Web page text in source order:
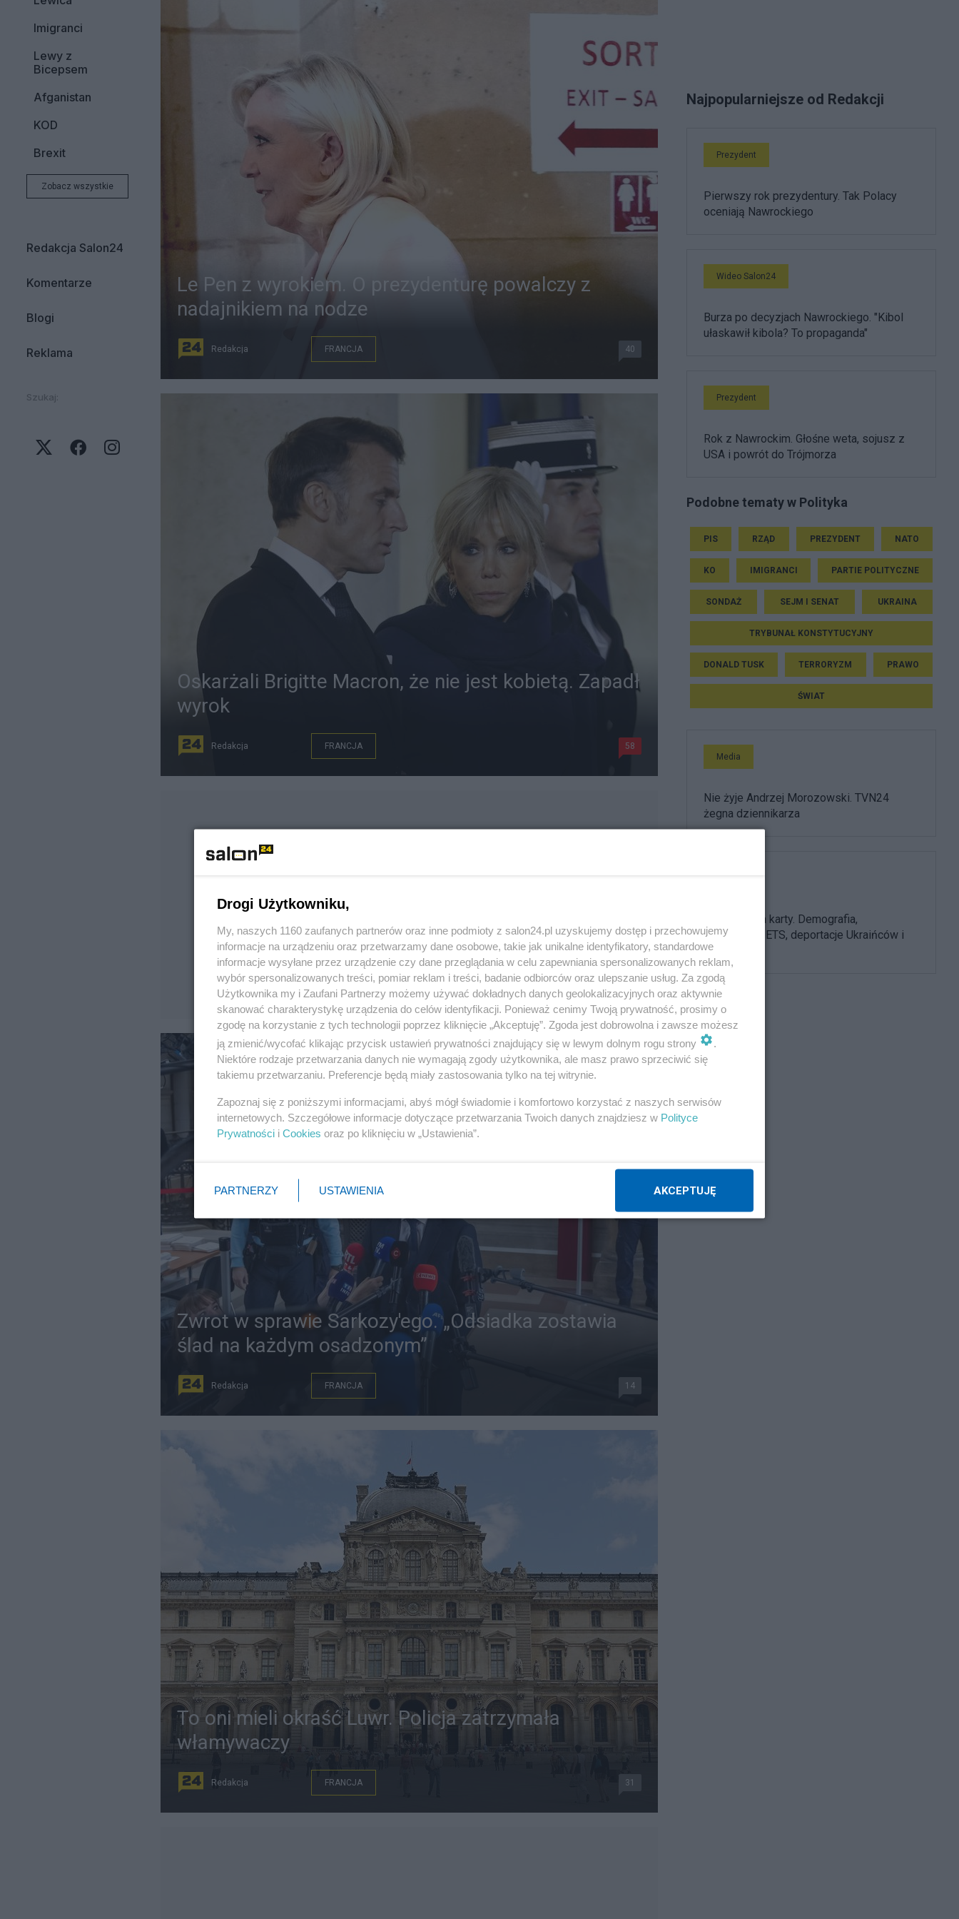
Imigranci
Lewy z
Bicepsem
Afganistan
KOD
Brexit
Zobacz wszystkie
Redakcja Salon24
Komentarze
Blogi
Reklama
Szukaj:
Le Pen z wyrokiem. O prezydenturę powalczy z
nadajnikiem na nodze
Redakcja FRANCJA 40
Oskarżali Brigitte Macron, że nie jest kobietą. Zapadł
wyrok
Redakcja FRANCJA 58
Zwrot w sprawie Sarkozy'ego. „Odsiadka zostawia
ślad na każdym osadzonym”
Redakcja FRANCJA 14
To oni mieli okraść Luwr. Policja zatrzymała
włamywaczy
Redakcja FRANCJA 31
Najpopularniejsze od Redakcji
Prezydent
Pierwszy rok prezydentury. Tak Polacy
oceniają Nawrockiego
Wideo Salon24
Burza po decyzjach Nawrockiego. "Kibol
ułaskawił kibola? To propaganda"
Prezydent
Rok z Nawrockim. Głośne weta, sojusz z
USA i powrót do Trójmorza
Podobne tematy w Polityka
PIS RZĄD PREZYDENT NATO
KO IMIGRANCI PARTIE POLITYCZNE
SONDAŻ SEJM I SENAT UKRAINA
TRYBUNAŁ KONSTYTUCYJNY
DONALD TUSK TERRORYZM PRAWO
ŚWIAT
Media
Nie żyje Andrzej Morozowski. TVN24
żegna dziennikarza
PiS odkrywa karty. Demografia,
mieszkania, ETS, deportacje Ukraińców i
rozliczenia
Drogi Użytkowniku,
My, naszych 1160 zaufanych partnerów oraz inne podmioty z salon24.pl uzyskujemy dostęp i przechowujemy
informacje na urządzeniu oraz przetwarzamy dane osobowe, takie jak unikalne identyfikatory, standardowe
informacje wysyłane przez urządzenie czy dane przeglądania w celu zapewniania spersonalizowanych reklam,
wybór spersonalizowanych treści, pomiar reklam i treści, badanie odbiorców oraz ulepszanie usług. Za zgodą
Użytkownika my i Zaufani Partnerzy możemy używać dokładnych danych geolokalizacyjnych oraz aktywnie
skanować charakterystykę urządzenia do celów identyfikacji. Ponieważ cenimy Twoją prywatność, prosimy o
zgodę na korzystanie z tych technologii poprzez kliknięcie „Akceptuję”. Zgoda jest dobrowolna i zawsze możesz
ją zmienić/wycofać klikając przycisk ustawień prywatności znajdujący się w lewym dolnym rogu strony
.
Niektóre rodzaje przetwarzania danych nie wymagają zgody użytkownika, ale masz prawo sprzeciwić się
takiemu przetwarzaniu. Preferencje będą miały zastosowania tylko na tej witrynie.
Zapoznaj się z poniższymi informacjami, abyś mógł świadomie i komfortowo korzystać z naszych serwisów
internetowych. Szczegółowe informacje dotyczące przetwarzania Twoich danych znajdziesz w Polityce
Prywatności i Cookies oraz po kliknięciu w „Ustawienia”.
PARTNERZY USTAWIENIA AKCEPTUJĘ